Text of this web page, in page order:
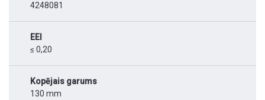
4248081
EEI
≤ 0,20
Kopējais garums
130 mm